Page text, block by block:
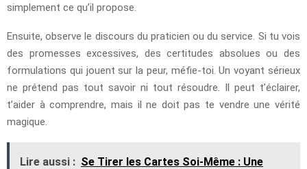
simplement ce qu’il propose.
Ensuite, observe le discours du praticien ou du service. Si tu vois
des promesses excessives, des certitudes absolues ou des
formulations qui jouent sur la peur, méfie-toi. Un voyant sérieux
ne prétend pas tout savoir ni tout résoudre. Il peut t’éclairer,
t’aider à comprendre, mais il ne doit pas te vendre une vérité
magique.
Lire aussi : Se Tirer les Cartes Soi-Même : Une